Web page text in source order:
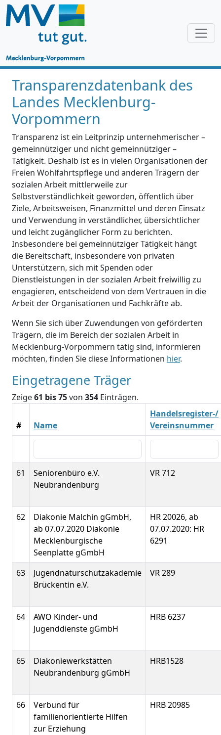
Transparenzdatenbank des
Landes Mecklenburg-
Vorpommern
Transparenz ist ein Leitprinzip unternehmerischer –
gemeinnütziger und nicht gemeinnütziger –
Tätigkeit. Deshalb ist es in vielen Organisationen der
Freien Wohlfahrtspflege und anderen Trägern der
sozialen Arbeit mittlerweile zur
Selbstverständlichkeit geworden, öffentlich über
Ziele, Arbeitsweisen, Finanzmittel und deren Einsatz
und Verwendung in verständlicher, übersichtlicher
und leicht zugänglicher Form zu berichten.
Insbesondere bei gemeinnütziger Tätigkeit hängt
die Bereitschaft, insbesondere von privaten
Unterstützern, sich mit Spenden oder
Dienstleistungen in der sozialen Arbeit freiwillig zu
engagieren, entscheidend von dem Vertrauen in die
Arbeit der Organisationen und Fachkräfte ab.
Wenn Sie sich über Zuwendungen von geförderten
Trägern, die im Bereich der sozialen Arbeit in
Mecklenburg-Vorpommern tätig sind, informieren
möchten, finden Sie diese Informationen hier.
Eingetragene Träger
Zeige61 bis 75von 354 Einträgen.
# Name
Handelsregister-/
Vereinsnummer
61
Seniorenbüro e.V.
Neubrandenburg
VR 712
62
Diakonie Malchin gGmbH,
ab 07.07.2020 Diakonie
Mecklenburgische
Seenplatte gGmbH
HR 20026, ab
07.07.2020: HR
6291
63
Jugendnaturschutzakademie
Brückentin e.V.
VR 289
64
AWO Kinder- und
Jugenddienste gGmbH
HRB 6237
65
Diakoniewerkstätten
Neubrandenburg gGmbH
HRB1528
66
Verbund für
familienorientierte Hilfen
zur Erziehung
HRB 20985